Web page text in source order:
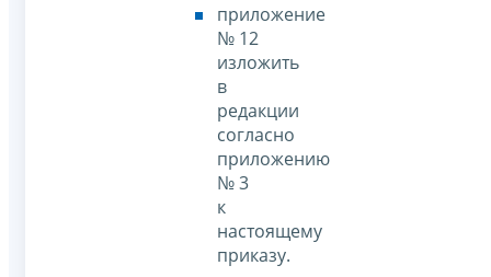
приложение
№ 12
изложить
в
редакции
согласно
приложению
№ 3
к
настоящему
приказу.